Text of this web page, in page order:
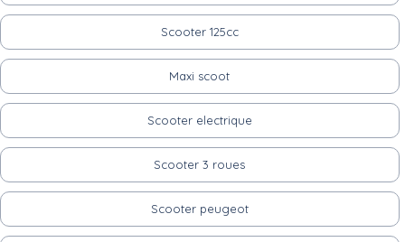
Scooter 125cc
Maxi scoot
Scooter electrique
Scooter 3 roues
Scooter peugeot